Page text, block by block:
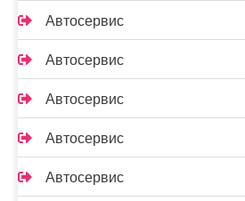
Автосервис
Автосервис
Автосервис
Автосервис
Автосервис